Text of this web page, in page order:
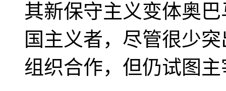
其新保守主义变体奥
国主义者，尽管很少
组织合作，但仍试图